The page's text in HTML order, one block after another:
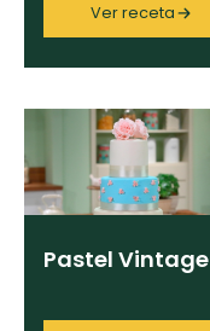
Ver receta
Pastel Vintage